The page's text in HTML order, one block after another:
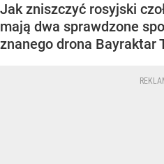
Jak zniszczyć rosyjski
mają dwa sprawdzone
znanego drona Bayraktar